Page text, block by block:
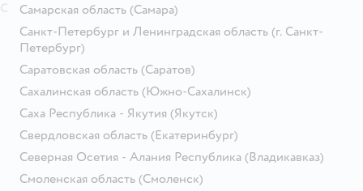
Самарская область (Самара)
Санкт-Петербург и Ленинградская область (г. Санкт-
Петербург)
Саратовская область (Саратов)
Сахалинская область (Южно-Сахалинск)
Саха Республика - Якутия (Якутск)
Свердловская область (Екатеринбург)
Северная Осетия - Алания Республика (Владикавказ)
Смоленская область (Смоленск)